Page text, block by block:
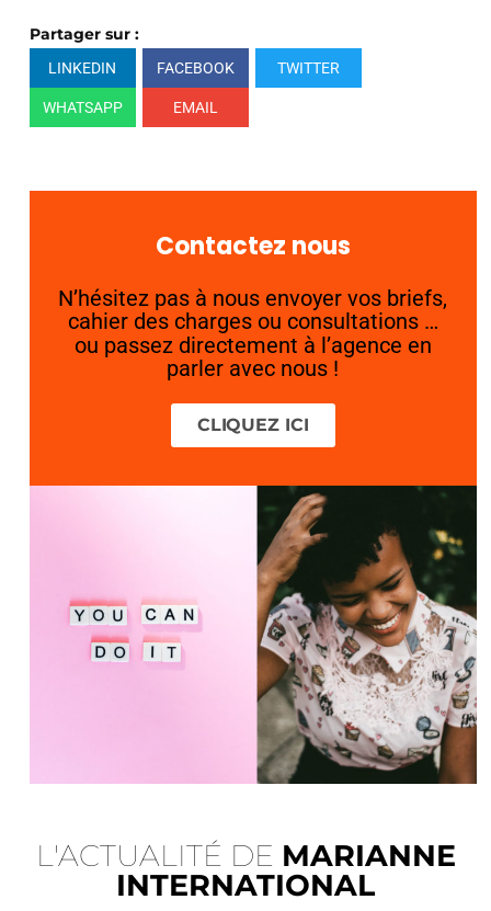
Partager sur :
LINKEDIN FACEBOOK TWITTER
WHATSAPP EMAIL
Contactez nous
N’hésitez pas à nous envoyer vos briefs,
cahier des charges ou consultations …
ou passez directement à l’agence en
parler avec nous !
CLIQUEZ ICI
L'ACTUALITÉ DE MARIANNE
INTERNATIONAL